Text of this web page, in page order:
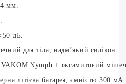
мм.
дБ.
для тіла, надм’який силікон.
Nymph + оксамитовий
літієва батарея, ємністю 300